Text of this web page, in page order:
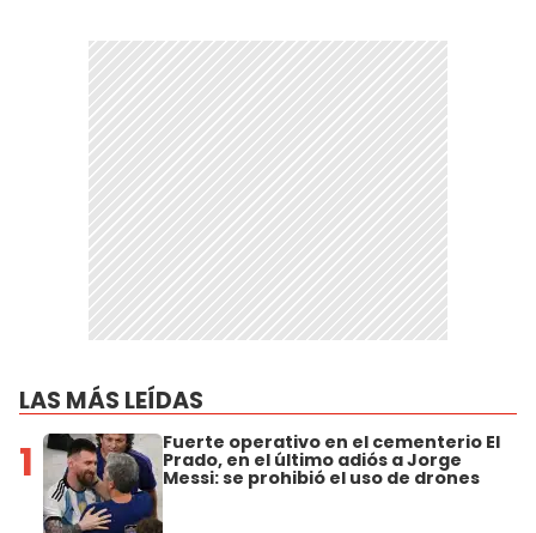
LAS MÁS LEÍDAS
1 Fuerte operativo en el cementerio El
Prado, en el último adiós a Jorge
Messi: se prohibió el uso de drones